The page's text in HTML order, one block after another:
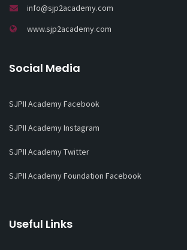
info@sjp2academy.com
www.sjp2academy.com
Social Media
SJPII Academy Facebook
SJPII Academy Instagram
SJPII Academy Twitter
SJPII Academy Foundation Facebook
Useful Links